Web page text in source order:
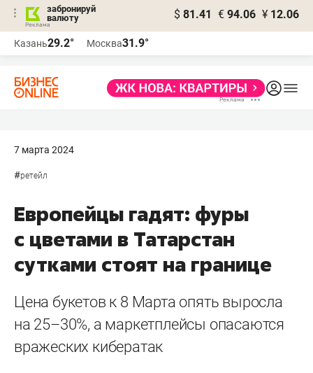
забронируй
валюту
$ 81.41 € 94.06 ¥ 12.06
Казань29.2° Москва31.9°
7 марта 2024
#ретейл
Европейцы гадят: фуры
с цветами в Татарстан
сутками стоят на границе
Цена букетов к 8 Марта опять выросла
на 25–30%, а маркетплейсы опасаются
вражеских кибератак